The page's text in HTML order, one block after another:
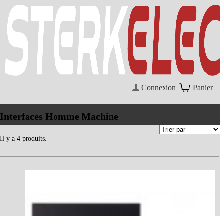
Panier
Connexion
Interfaces Homme Machine
Il y a 4 produits.